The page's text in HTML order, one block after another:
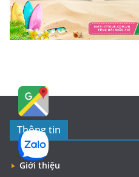
Thông tin
Giới thiệu